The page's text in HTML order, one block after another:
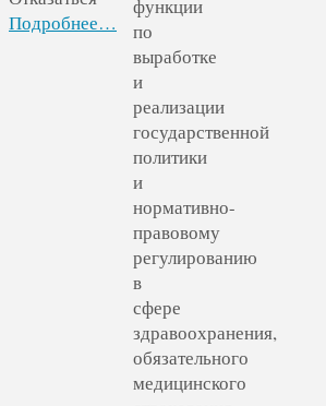
функции
по
выработке
и
реализации
государственной
политики
и
нормативно-
правовому
регулированию
в
сфере
здравоохранения,
обязательного
медицинского
Подробнее…